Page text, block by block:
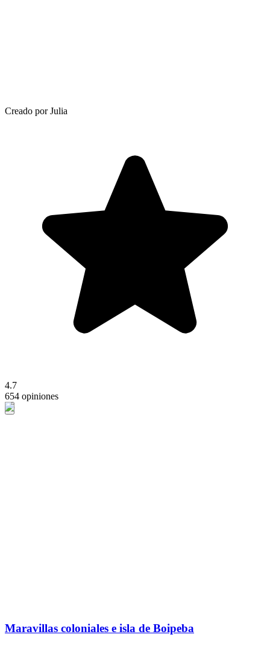
Creado por Julia
4.7
654 opiniones
Maravillas coloniales e isla de Boipeba